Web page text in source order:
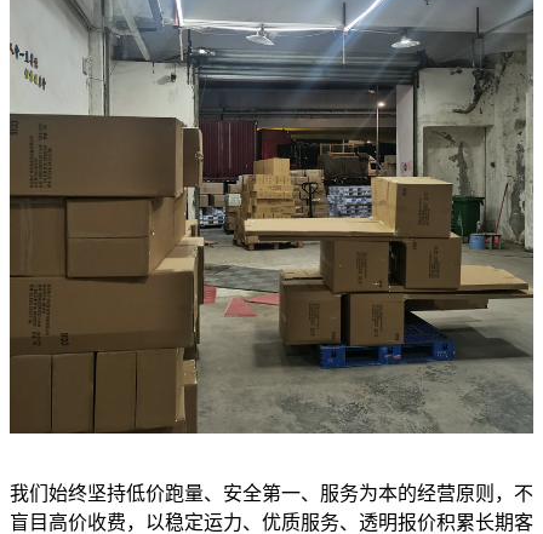
我们始终坚持低价跑量、安全第一、服务为本的经营原则，不
盲目高价收费，以稳定运力、优质服务、透明报价积累长期客